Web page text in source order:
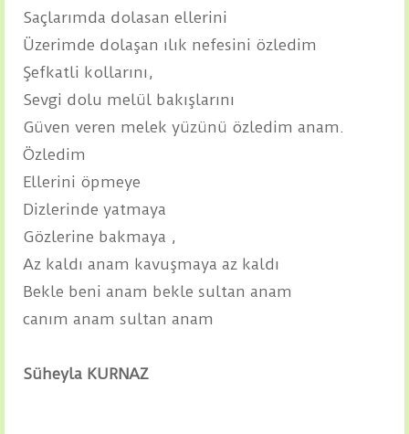
Saçlarımda dolasan ellerini
Üzerimde dolaşan ılık nefesini özledim
Şefkatli kollarını,
Sevgi dolu melül bakışlarını
Güven veren melek yüzünü özledim anam.
Özledim
Ellerini öpmeye
Dizlerinde yatmaya
Gözlerine bakmaya ,
Az kaldı anam kavuşmaya az kaldı
Bekle beni anam bekle sultan anam
canım anam sultan anam
Süheyla KURNAZ